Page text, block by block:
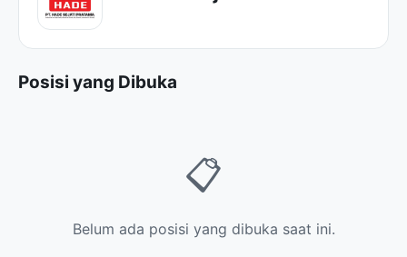
Posisi yang Dibuka
📋
Belum ada posisi yang dibuka saat ini.